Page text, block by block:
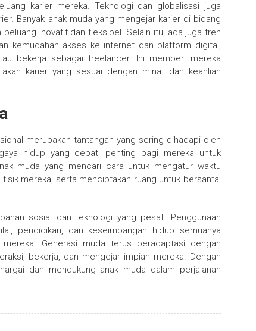
karier mereka. Teknologi dan globalisasi juga
Banyak anak muda yang mengejar karier di bidang
inovatif dan fleksibel. Selain itu, ada juga tren
kemudahan akses ke internet dan platform digital,
bekerja sebagai freelancer. Ini memberi mereka
karier yang sesuai dengan minat dan keahlian
merupakan tantangan yang sering dihadapi oleh
hidup yang cepat, penting bagi mereka untuk
muda yang mencari cara untuk mengatur waktu
mereka, serta menciptakan ruang untuk bersantai
sosial dan teknologi yang pesat. Penggunaan
pendidikan, dan keseimbangan hidup semuanya
Generasi muda terus beradaptasi dengan
bekerja, dan mengejar impian mereka. Dengan
dan mendukung anak muda dalam perjalanan